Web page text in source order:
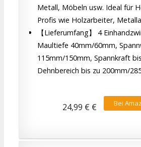
Metall, Möbeln usw. Ideal für
Profis wie Holzarbeiter,
【Lieferumfang】 4
Maultiefe 40mm/60mm,
115mm/150mm, Spannkraft
Dehnbereich bis zu 200mm/
Bei
24,99 € €